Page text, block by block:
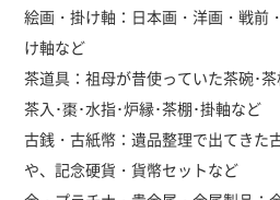
絵画・掛け軸：日本画・洋画・戦前
け軸など
茶道具：祖母が昔使っていた茶碗･
茶入･棗･水指･炉縁･茶棚･掛軸など
古銭・古紙幣：遺品整理で出てきた
や、記念硬貨・貨幣セットなど